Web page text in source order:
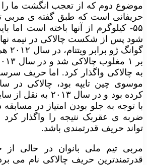
موضوع دوم که از تعجب انگشت ما را
حریفانی است که طبق گفته ی مربی
۵۵- کیلوگرم از آنها باخته است اما
شود پس از شکست چالاکی در نیمه
به چالاکی واگذار کرد. اما حریف
کرده بود و در سال
با توجه به جلو بودن امتیاز در مسابقه
ضربه ی عقربک نتیجه را واگذار کرد
تواند حریف قدرتمندی باشد.
مربی تیم ملی بانوان در حالی از